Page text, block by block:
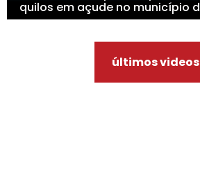
quilos em açude no município
últimos videos